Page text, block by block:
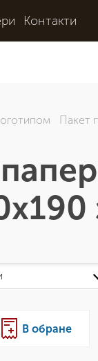
Контакти
Пакет
В обране